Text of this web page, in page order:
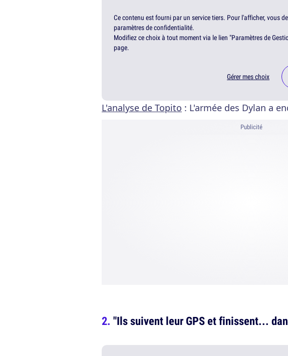
Ce contenu est fourni par un service tiers. Pour l'afficher, vous
paramètres de confidentialité.
Modifiez ce choix à tout moment via le lien "Paramètres de
page.
Gérer mes choix
L'analyse de Topito : L'armée des Dylan a
Publicité
"Ils suivent leur GPS et finissent...